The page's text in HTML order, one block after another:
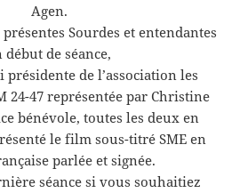
Agen.
Sourdes et entendantes
début de séance,
présidente de l’association les
24-47 représentée par Christine
bénévole, toutes les deux en
le film sous-titré SME en
parlée et signée.
séance si vous souhaitiez